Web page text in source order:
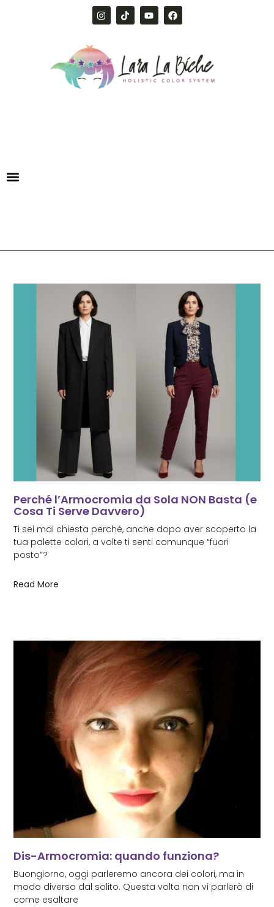
Perché l’Armocromia da Sola NON Basta (e
Cosa Ti Serve Davvero)
Ti sei mai chiesta perché, anche dopo aver scoperto la
tua palette colori, a volte ti senti comunque “fuori
posto”?
Read More
Dis-Armocromia: quando funziona?
Buongiorno, oggi parleremo ancora dei colori, ma in
modo diverso dal solito. Questa volta non vi parlerò di
come esaltare